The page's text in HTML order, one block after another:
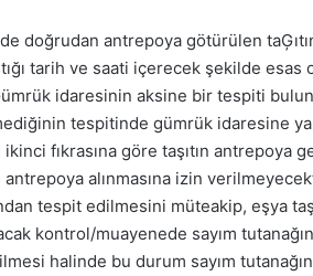
doğrudan antrepoya götürülen
tarih ve saati içerecek şekilde esas
idaresinin aksine bir tespiti
tespitinde gümrük idaresine
fıkrasına göre taşıtın antrepoya
alınmasına izin
tespit edilmesini müteakip, eşya
kontrol/muayenede sayım
halinde bu durum sayım